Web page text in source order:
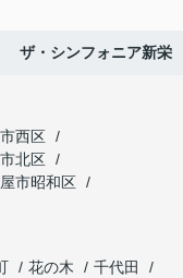
ザ・シンフォニア新栄
西区
北区
市昭和区
花の木
千代田